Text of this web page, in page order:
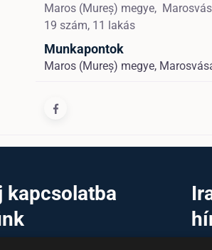
Maros (Mureș) megye,
19 szám, 11 lakás
Munkapontok
Maros (Mureș) megye,
kapcsolatba